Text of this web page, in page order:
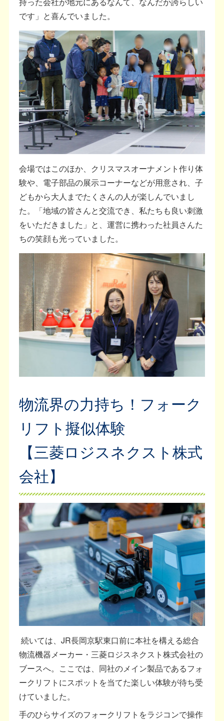
です」と喜んでいました。
会場ではこのほか、クリスマスオーナメント作り体
験や、電子部品の展示コーナーなどが用意され、子
どもから大人までたくさんの人が楽しんでいまし
た。「地域の皆さんと交流でき、私たちも良い刺激
をいただきました」と、運営に携わった社員さんた
ちの笑顔も光っていました。
物流界の力持ち！フォーク
リフト擬似体験
【三菱ロジスネクスト株式
会社】
続いては、JR長岡京駅東口前に本社を構える総合
物流機器メーカー・三菱ロジスネクスト株式会社の
ブースへ。ここでは、同社のメイン製品であるフォ
ークリフトにスポットを当てた楽しい体験が待ち受
けていました。
手のひらサイズのフォークリフトをラジコンで操作